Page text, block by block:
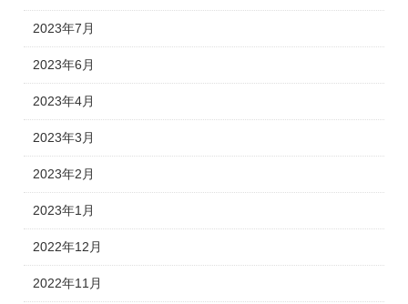
2023年7月
2023年6月
2023年4月
2023年3月
2023年2月
2023年1月
2022年12月
2022年11月